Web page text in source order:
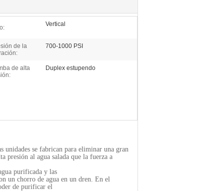
Vertical
de la
700-1000 PSI
de alta
Duplex estupendo
unidades se fabrican para eliminar una gran
presión al agua salada que la fuerza a
purificada y las
un chorro de agua en un dren. En el
de purificar el